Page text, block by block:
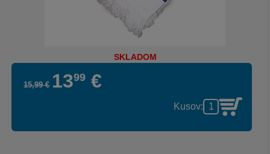
SKLADOM
15,99€ 1399 €
Kusov: